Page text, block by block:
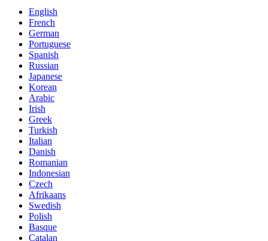
English
French
German
Portuguese
Spanish
Russian
Japanese
Korean
Arabic
Irish
Greek
Turkish
Italian
Danish
Romanian
Indonesian
Czech
Afrikaans
Swedish
Polish
Basque
Catalan